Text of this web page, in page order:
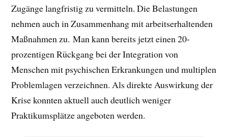
Zugänge langfristig zu vermitteln. Die Belastungen
nehmen auch in Zusammenhang mit arbeitserhaltenden
Maßnahmen zu. Man kann bereits jetzt einen 20-
prozentigen Rückgang bei der Integration von
Menschen mit psychischen Erkrankungen und multiplen
Problemlagen verzeichnen. Als direkte Auswirkung der
Krise konnten aktuell auch deutlich weniger
Praktikumsplätze angeboten werden.